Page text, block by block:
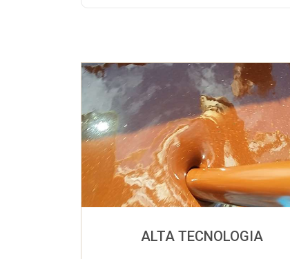
ALTA TECNOLOGIA